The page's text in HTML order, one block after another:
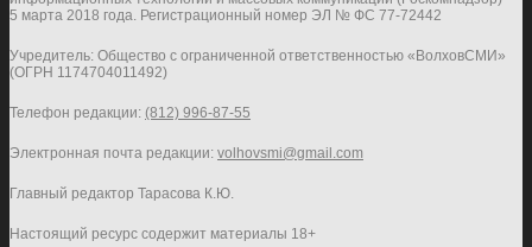
5 марта 2018 года. Регистрационный номер ЭЛ № ФС 77-72442
Учредитель: Общество с ограниченной ответственностью «ВолховСМИ»
(ОГРН 1174704011492)
Телефон редакции: (812) 996-87-55
Электронная почта редакции: volhovsmi@gmail.com
Главный редактор Тарасова К.Ю.
Настоящий ресурс содержит материалы 18+